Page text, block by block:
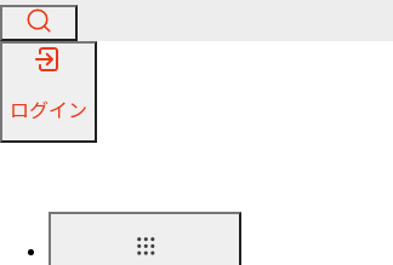
ログイン